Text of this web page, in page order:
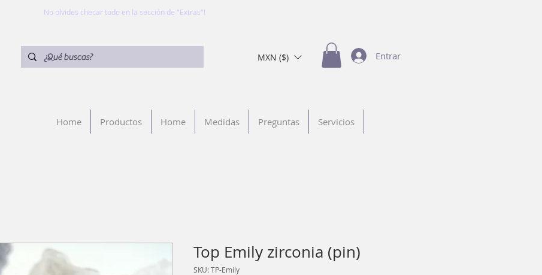
No olvides checar todo en la sección de "Extras"!
MXN ($) Entrar
Home Productos Home Medidas Preguntas Servicios
Top Emily zirconia (pin)
SKU: TP-Emily